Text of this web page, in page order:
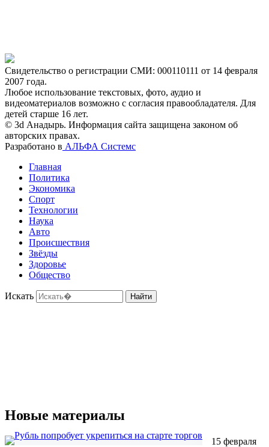
Свидетельство о регистрации СМИ: 000110111 от 14 февраля
2007 года.
Любое использование текстовых, фото, аудио и
видеоматериалов возможно с согласия правообладателя. Для
детей старше 16 лет.
© 3d Анадырь. Информация сайта защищена законом об
авторских правах.
Разработано в АЛЬФА Системс
Главная
Политика
Экономика
Спорт
Технологии
Наука
Авто
Происшествия
Звёзды
Здоровье
Общество
Искать Найти
Новые материалы
15 февраля